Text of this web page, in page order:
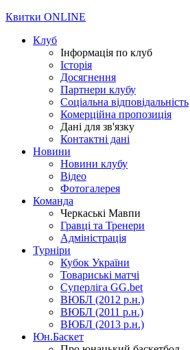
Квитки ONLINE
Клуб
Інформація по клуб
Історія
Досягнення
Партнери клубу
Соціальна відповідальність
Комерційна пропозиція
Дані для зв'язку
Контактні дані
Новини
Новини клубу
Відео
Фотогалерея
Команда
Черкаські Мавпи
Гравці та Тренери
Адміністрація
Турніри
Кубок України
Товариські матчі
Суперліга GG.bet
ВЮБЛ (2012 р.н.)
ВЮБЛ (2011 р.н.)
ВЮБЛ (2013 р.н.)
Юн.Баскет